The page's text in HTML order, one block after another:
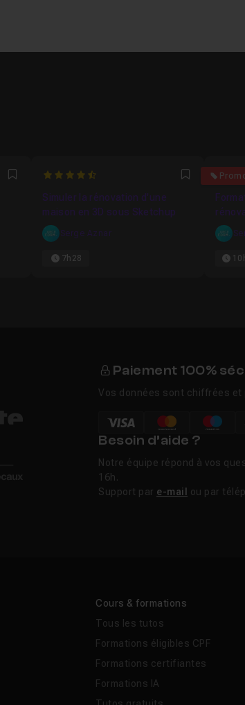
Favori4.6666666666667 Favori
Simuler la rénovation d'une
maison en 3D sous Sketchup
Serge Aznar
7h28
sous
Paiement 100%
Vos données sont chiffrées
Besoin d’aide ?
Notre équipe répond à vos
16h.
Support par e-mail ou par
Cours & formations
Tous les tutos
Formations éligibles CPF
Formations certifiantes
Formations IA